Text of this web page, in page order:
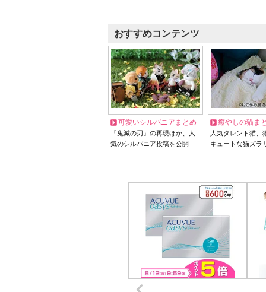
おすすめコンテンツ
可愛いシルバニアまとめ
『鬼滅の刃』の再現ほか、人
気のシルバニア投稿を公開
癒やしの猫ま
人気タレント猫
キュートな猫ズラ